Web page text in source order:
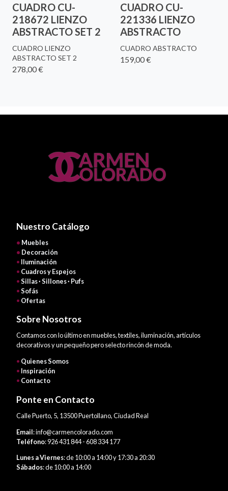
CUADRO CU-
218672 LIENZO
ABSTRACTO SET 2
CUADRO LIENZO
ABSTRACTO SET 2
278,00 €
CUADRO CU-
221336 LIENZO
ABSTRACTO
CUADRO ABSTRACTO
159,00 €
Nuestro Catálogo
• Muebles
• Decoración
• Iluminación
• Cuadros y Espejos
•Sillas · Sillones · Pufs
•Sofás
• Ofertas
Sobre Nosotros
Contamos con lo último en muebles, textiles, iluminación, artículos
decorativos y un pequeño pero selecto rincón de moda.
• Quienes Somos
• Inspiración
• Contacto
Ponte en Contacto
Calle Puerto, 5, 13500 Puertollano, Ciudad Real
Email: info@carmencolorado.com
Teléfono: 926 431 844 - 608 334 177
Lunes a Viernes: de 10:00 a 14:00 y 17:30 a 20:30
Sábados: de 10:00 a 14:00